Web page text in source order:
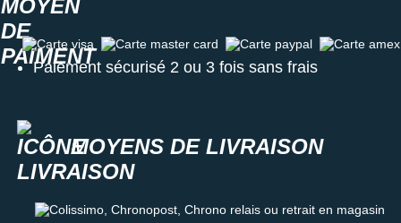
Carte visa Carte master card Carte paypal Carte amex
Paiement sécurisé 2 ou 3 fois sans frais
MOYENS DE LIVRAISON
Colissimo, Chronopost, Chrono relais ou retrait en magasin